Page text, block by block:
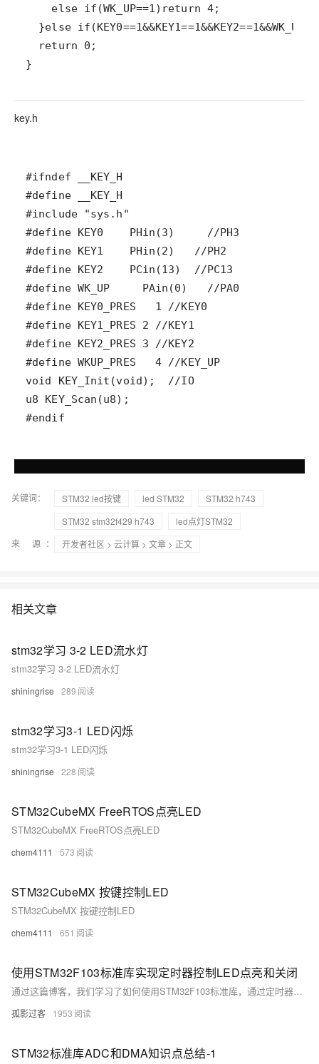
}
key.h
void KEY_Init(void);  //IO
#endif
关键词： STM32 led按键 led STM32
STM32 h743
STM32 stm32f429 h743
led点灯STM32
来 源：
开发者社区 > 云计算 > 文章 > 正文
相关文章
stm32学习 3-2 LED流水灯
stm32学习 3-2 LED流水灯
shiningrise 289
stm32学习3-1 LED闪烁
stm32学习3-1 LED闪烁
shiningrise 228
STM32CubeMX FreeRTOS点亮LED
STM32CubeMX FreeRTOS点亮LED
chem4111 573
STM32CubeMX 按键控制LED
STM32CubeMX 按键控制LED
chem4111 651
使用STM32F103标准库实现定时器控制LED点亮和关闭
通过这篇博客，我们学习了如何使用STM32F103标准库，通过定时器来控制LED的点亮和关闭。我们配置了定时器中断，并在中断处理函数中实现了LED状态的切换。这是一个基础且实用的例子，适合初学者了解STM32定时器和中断的使用。 希望这篇博客对你有所帮助。如果有任何问题或建议，欢迎在评论区留言。
孤影过客 1953
STM32标准库ADC和DMA知识点总结-1